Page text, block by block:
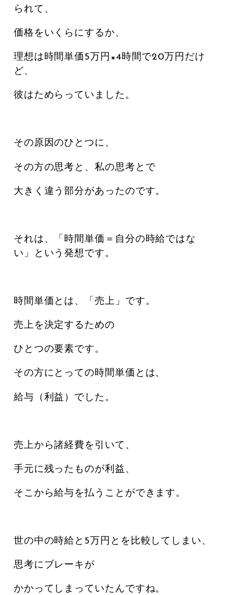
られて、
価格をいくらにするか、
理想は時間単価5万円×4時間で20万円だけ
ど、
彼はためらっていました。
その原因のひとつに、
その方の思考と、私の思考とで
大きく違う部分があったのです。
それは、「時間単価＝自分の時給ではな
い」という発想です。
時間単価とは、「売上」です。
売上を決定するための
ひとつの要素です。
その方にとっての時間単価とは、
給与（利益）でした。
売上から諸経費を引いて、
手元に残ったものが利益、
そこから給与を払うことができます。
世の中の時給と5万円とを比較してしまい、
思考にブレーキが
かかってしまっていたんですね。